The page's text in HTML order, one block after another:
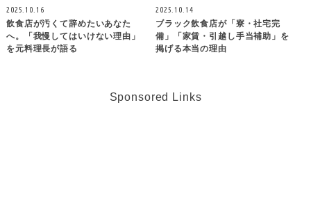
2025.10.16
飲食店が汚くて辞めたいあなた
へ。「我慢してはいけない理由」
を元料理長が語る
2025.10.14
ブラック飲食店が「寮・社宅完
備」「家賃・引越し手当補助」を
掲げる本当の理由
Sponsored Links